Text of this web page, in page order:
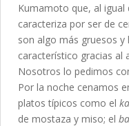
Kumamoto que, al igual
caracteriza por ser de
son algo más gruesos
característico gracias al
Nosotros lo pedimos
Por la noche cenamos
platos típicos como el
de mostaza y miso; el